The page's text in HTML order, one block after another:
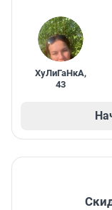
ХуЛиГаНкА,
43